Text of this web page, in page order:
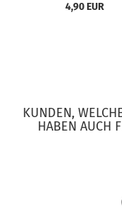
4,90 EUR
KUNDEN,
HABEN AUCH